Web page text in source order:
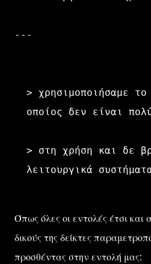
---
> χρησιμοποιήσαμε
> στη χρήση και δε
Όπως όλες οι εντολές έτσι και
δικούς της δείκτες
προσθέντας στην εντολή μας: